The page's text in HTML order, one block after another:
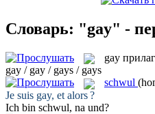
Словарь: "gay" -
gay
gay / gay / gays / gays
schwul
Je suis gay, et alors ?
Ich bin schwul, na und?